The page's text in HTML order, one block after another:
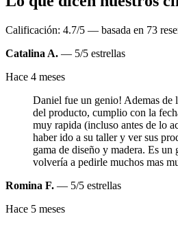
Calificación: 4.7/5 — basada en 73
Catalina A. — 5/5 estrellas
Hace 4 meses
Daniel fue un genio! Ademas de
del producto, cumplio con la
muy rapida (incluso antes de lo
haber ido a su taller y ver sus
gama de diseño y madera. Es un
volvería a pedirle muchos mas
Romina F. — 5/5 estrellas
Hace 5 meses